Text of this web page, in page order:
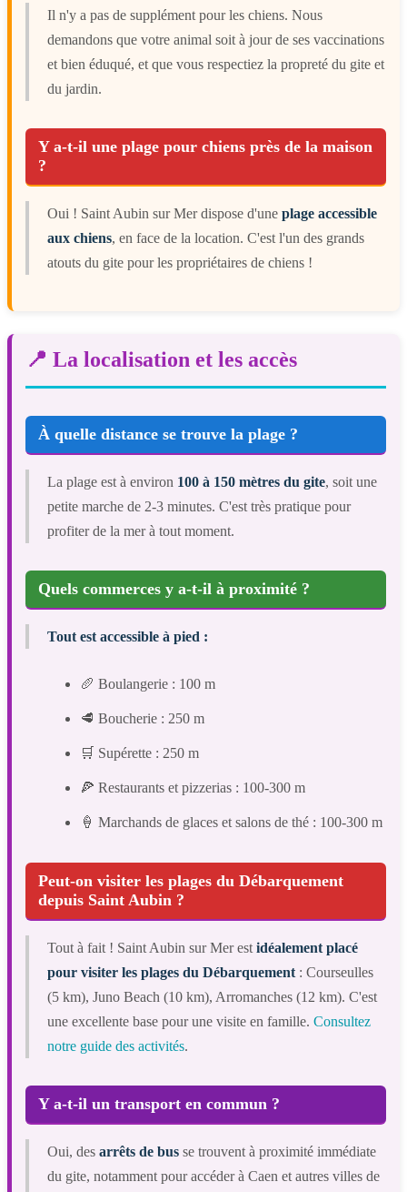
Il n'y a pas de supplément pour les chiens. Nous
demandons que votre animal soit à jour de ses vaccinations
et bien éduqué, et que vous respectiez la propreté du gite et
du jardin.
Y a-t-il une plage pour chiens près de la maison
?
Oui ! Saint Aubin sur Mer dispose d'une plage accessible
aux chiens, en face de la location. C'est l'un des grands
atouts du gite pour les propriétaires de chiens !
📍 La localisation et les accès
À quelle distance se trouve la plage ?
La plage est à environ 100 à 150 mètres du gite, soit une
petite marche de 2-3 minutes. C'est très pratique pour
profiter de la mer à tout moment.
Quels commerces y a-t-il à proximité ?
Tout est accessible à pied :
🥖 Boulangerie : 100 m
🥩 Boucherie : 250 m
🛒 Supérette : 250 m
🍕 Restaurants et pizzerias : 100-300 m
🍦 Marchands de glaces et salons de thé : 100-300 m
Peut-on visiter les plages du Débarquement
depuis Saint Aubin ?
Tout à fait ! Saint Aubin sur Mer est idéalement placé
pour visiter les plages du Débarquement : Courseulles
(5 km), Juno Beach (10 km), Arromanches (12 km). C'est
une excellente base pour une visite en famille. Consultez
notre guide des activités.
Y a-t-il un transport en commun ?
Oui, des arrêts de bus se trouvent à proximité immédiate
du gite, notamment pour accéder à Caen et autres villes de